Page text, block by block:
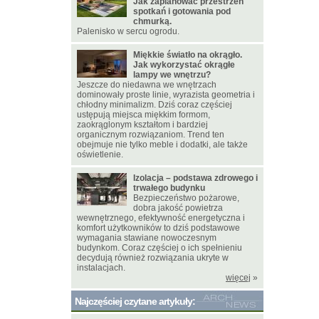
spotkań i gotowania pod
chmurką.
Palenisko w sercu ogrodu.
Miękkie światło na okrągło.
Jak wykorzystać okrągłe
lampy we wnętrzu?
Jeszcze do niedawna we wnętrzach
dominowały proste linie, wyrazista geometria i
chłodny minimalizm. Dziś coraz częściej
ustępują miejsca miękkim formom,
zaokrąglonym kształtom i bardziej
organicznym rozwiązaniom. Trend ten
obejmuje nie tylko meble i dodatki, ale także
oświetlenie.
Izolacja – podstawa zdrowego i
trwałego budynku
Bezpieczeństwo pożarowe,
dobra jakość powietrza
wewnętrznego, efektywność energetyczna i
komfort użytkowników to dziś podstawowe
wymagania stawiane nowoczesnym
budynkom. Coraz częściej o ich spełnieniu
decydują również rozwiązania ukryte w
instalacjach.
więcej »
Najczęściej czytane artykuły: